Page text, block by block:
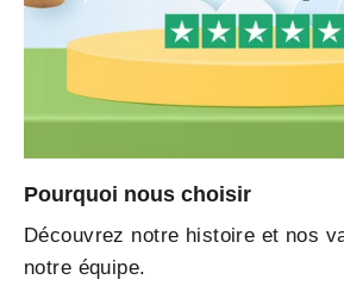
Pourquoi nous choisir
Découvrez notre histoire et nos
notre équipe.